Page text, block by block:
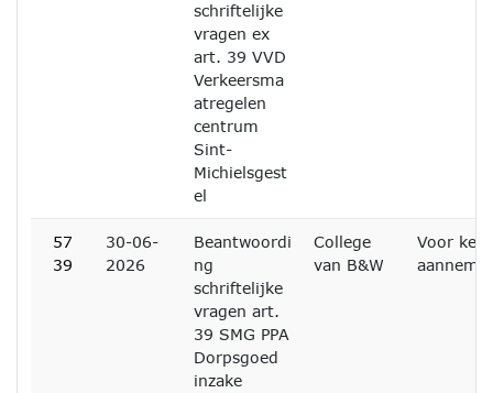
schriftelijke
vragen ex
art. 39 VVD
Verkeersma
atregelen
centrum
Sint-
Michielsgest
el
57
39
30-06-
2026
Beantwoordi
ng
schriftelijke
vragen art.
39 SMG PPA
Dorpsgoed
inzake
College
van B&W
Voor